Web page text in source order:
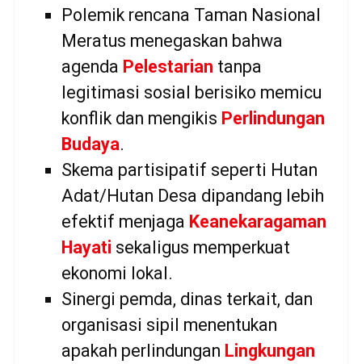
Polemik rencana Taman Nasional
Meratus menegaskan bahwa
agenda Pelestarian tanpa
legitimasi sosial berisiko memicu
konflik dan mengikis Perlindungan
Budaya.
Skema partisipatif seperti Hutan
Adat/Hutan Desa dipandang lebih
efektif menjaga Keanekaragaman
Hayati sekaligus memperkuat
ekonomi lokal.
Sinergi pemda, dinas terkait, dan
organisasi sipil menentukan
apakah perlindungan Lingkungan